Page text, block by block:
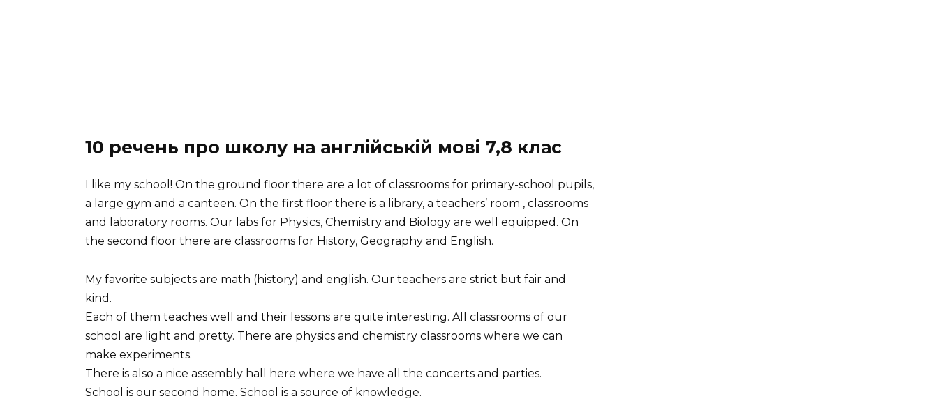
10 речень про школу на англійській мові 7,8 клас
I like my school! On the ground floor there are a lot of classrooms for primary-school pupils,
a large gym and a canteen. On the first floor there is a library, a teachers’ room , classrooms
and laboratory rooms. Our labs for Physics, Chemistry and Biology are well equipped. On
the second floor there are classrooms for History, Geography and English.
My favorite subjects are math (history) and english. Our teachers are strict but fair and
kind.
Each of them teaches well and their lessons are quite interesting. All classrooms of our
school are light and pretty. There are physics and chemistry classrooms where we can
make experiments.
There is also a nice assembly hall here where we have all the concerts and parties.
School is our second home. School is a source of knowledge.